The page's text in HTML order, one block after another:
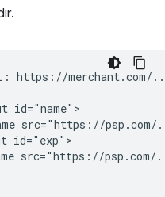
https://
id="name">
src="https://psp.com/
id="exp">
src="https://psp.com/